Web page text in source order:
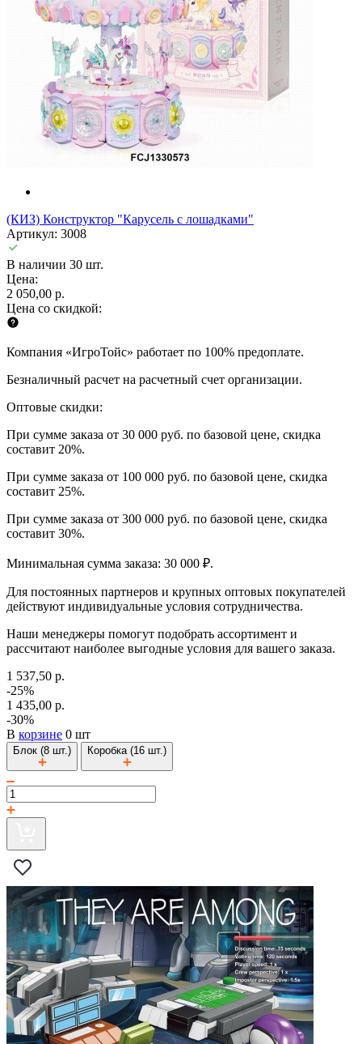
(КИЗ) Конструктор "Карусель с лошадками"
Артикул: 3008
В наличии 30 шт.
Цена:
2 050,00 р.
Цена со скидкой:
Компания «ИгроТойс» работает по 100% предоплате.
Безналичный расчет на расчетный счет организации.
Оптовые скидки:
При сумме заказа от 30 000 руб. по базовой цене, скидка
составит 20%.
При сумме заказа от 100 000 руб. по базовой цене, скидка
составит 25%.
При сумме заказа от 300 000 руб. по базовой цене, скидка
составит 30%.
Минимальная сумма заказа: 30 000 ₽.
Для постоянных партнеров и крупных оптовых покупателей
действуют индивидуальные условия сотрудничества.
Наши менеджеры помогут подобрать ассортимент и
рассчитают наиболее выгодные условия для вашего заказа.
1 537,50 р.
-25%
1 435,00 р.
-30%
В корзине 0 шт
Блок (8 шт.) Коробка (16 шт.)